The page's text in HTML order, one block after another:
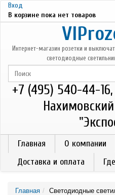
Перейти к основному содержанию
Вход
В корзине пока нет товаров
Интернет-магазин розетки и
светодиодные
+7 (495) 540-44-16,
Главная О компании
Доставка и оплата
Главная Светодиодные